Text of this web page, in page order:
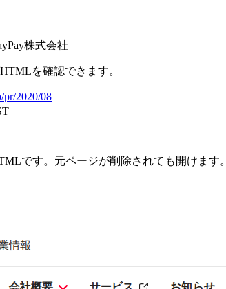
株式会社
を確認できます。
pr/2020/08
です。元ページが削除されても開けます。